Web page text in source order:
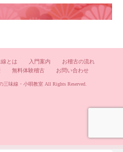
とは 入門案内
お稽古の流れ
無料体験稽古 お問い合わせ
三味線・小唄教室All Rights Reserved.